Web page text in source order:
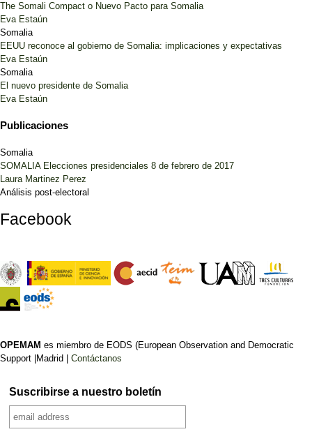
The Somali Compact o Nuevo Pacto para Somalia
Eva Estaún
Somalia
EEUU reconoce al gobierno de Somalia: implicaciones y expectativas
Eva Estaún
Somalia
El nuevo presidente de Somalia
Eva Estaún
Publicaciones
Somalia
SOMALIA Elecciones presidenciales 8 de febrero de 2017
Laura Martinez Perez
Análisis post-electoral
Facebook
OPEMAM es miembro de EODS (European Observation and Democratic
Support |Madrid | Contáctanos
Suscribirse a nuestro boletín